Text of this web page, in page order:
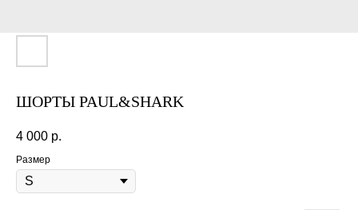
ШОРТЫ PAUL&SHARK
4 000 р.
Размер